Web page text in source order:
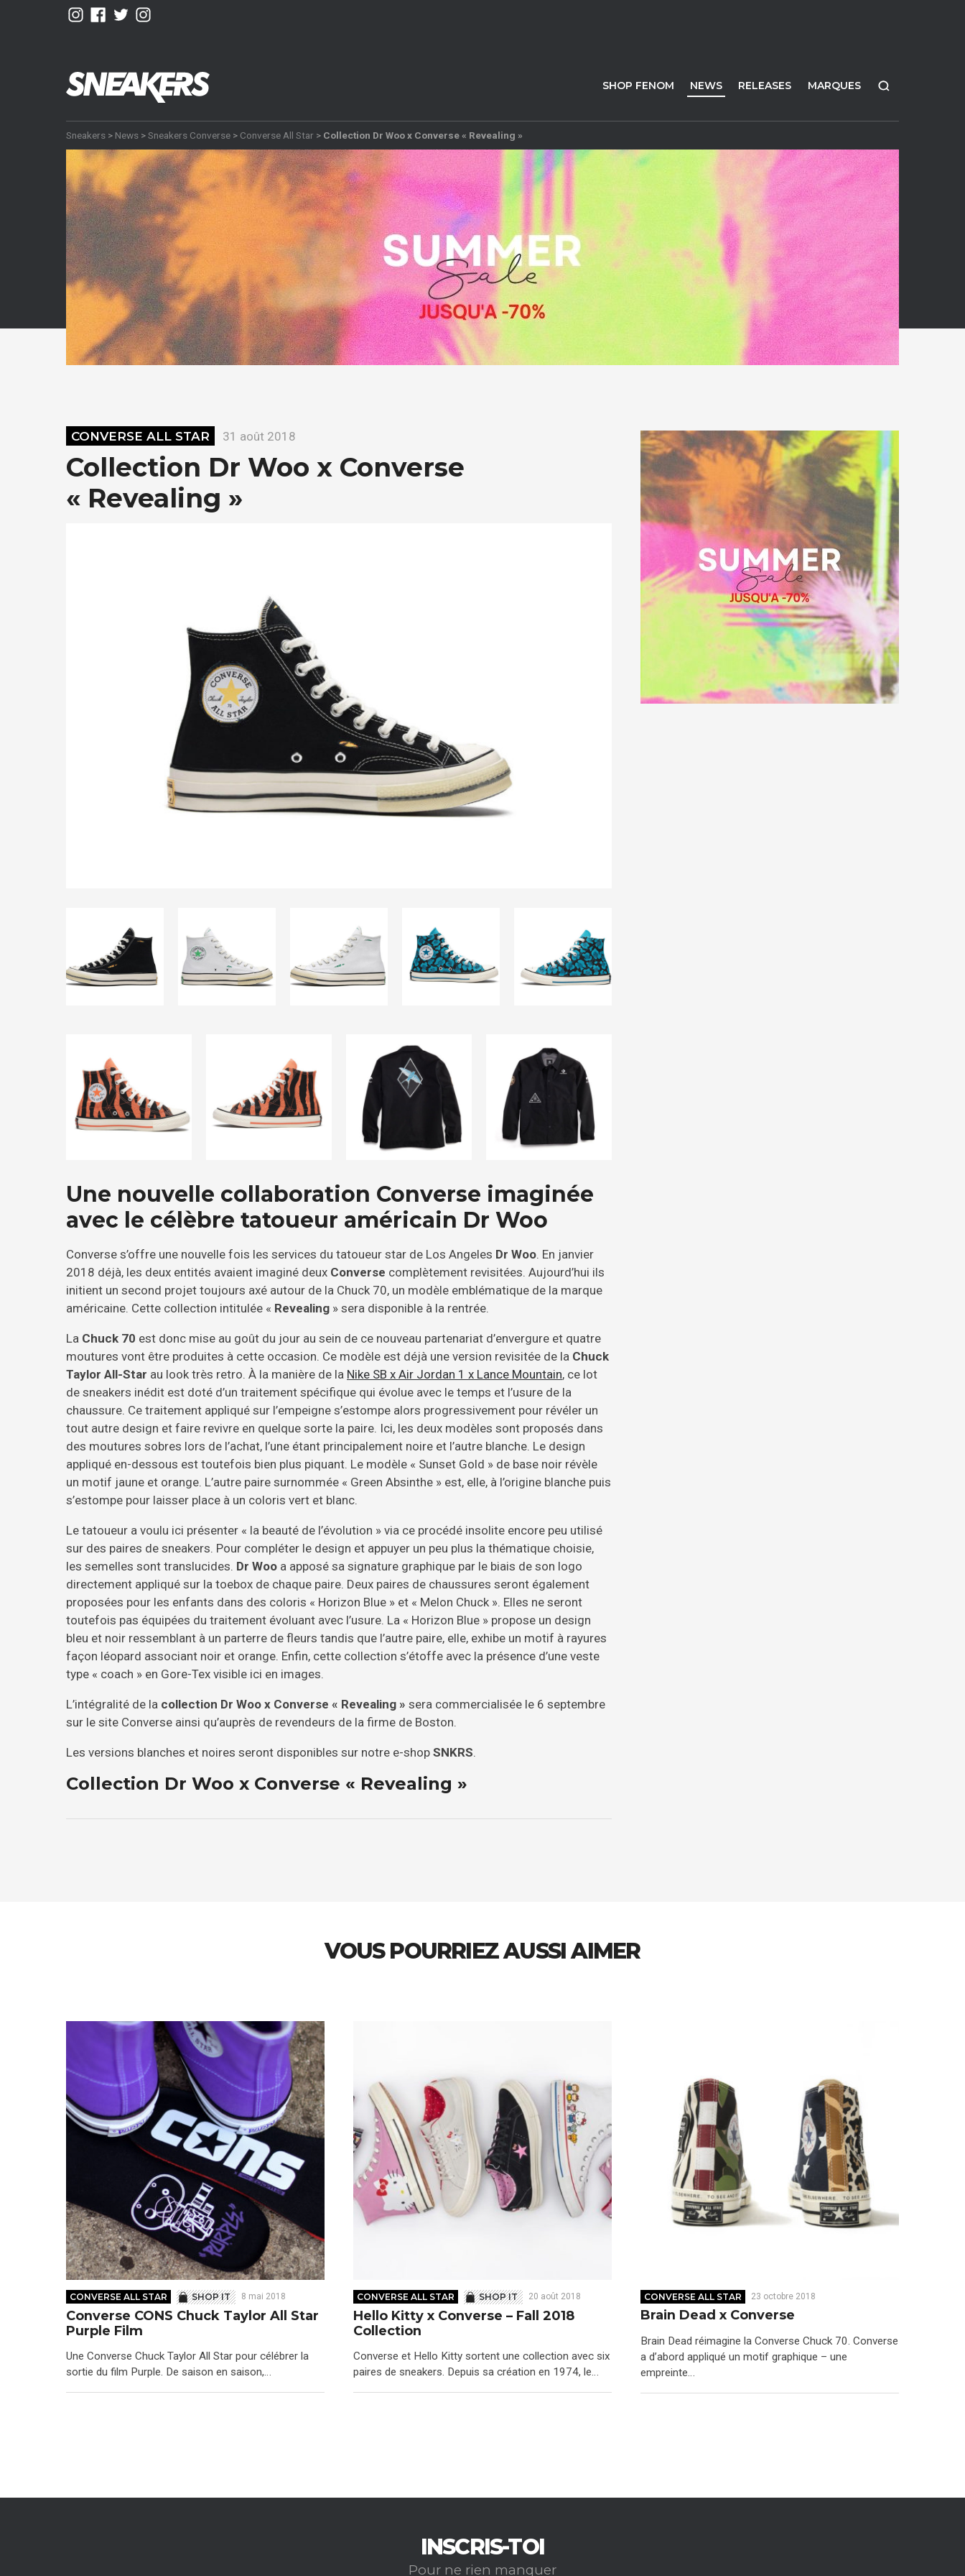
SHOP FENOM NEWS RELEASES MARQUES
Sneakers > News >Sneakers Converse > Converse All Star > Collection Dr Woo x Converse « Revealing »
CONVERSE ALL STAR 31 août 2018
Collection Dr Woo x Converse
« Revealing »
Une nouvelle collaboration Converse imaginée
avec le célèbre tatoueur américain Dr Woo
Converse s’offre une nouvelle fois les services du tatoueur star de Los Angeles Dr Woo. En janvier
2018 déjà, les deux entités avaient imaginé deux Converse complètement revisitées. Aujourd’hui ils
initient un second projet toujours axé autour de la Chuck 70, un modèle emblématique de la marque
américaine. Cette collection intitulée « Revealing » sera disponible à la rentrée.
La Chuck 70 est donc mise au goût du jour au sein de ce nouveau partenariat d’envergure et quatre
moutures vont être produites à cette occasion. Ce modèle est déjà une version revisitée de la Chuck
Taylor All-Star au look très retro. À la manière de la Nike SB x Air Jordan 1 x Lance Mountain, ce lot
de sneakers inédit est doté d’un traitement spécifique qui évolue avec le temps et l’usure de la
chaussure. Ce traitement appliqué sur l’empeigne s’estompe alors progressivement pour révéler un
tout autre design et faire revivre en quelque sorte la paire. Ici, les deux modèles sont proposés dans
des moutures sobres lors de l’achat, l’une étant principalement noire et l’autre blanche. Le design
appliqué en-dessous est toutefois bien plus piquant. Le modèle « Sunset Gold » de base noir révèle
un motif jaune et orange. L’autre paire surnommée « Green Absinthe » est, elle, à l’origine blanche puis
s’estompe pour laisser place à un coloris vert et blanc.
Le tatoueur a voulu ici présenter « la beauté de l’évolution » via ce procédé insolite encore peu utilisé
sur des paires de sneakers. Pour compléter le design et appuyer un peu plus la thématique choisie,
les semelles sont translucides. Dr Woo a apposé sa signature graphique par le biais de son logo
directement appliqué sur la toebox de chaque paire. Deux paires de chaussures seront également
proposées pour les enfants dans des coloris « Horizon Blue » et « Melon Chuck ». Elles ne seront
toutefois pas équipées du traitement évoluant avec l’usure. La « Horizon Blue » propose un design
bleu et noir ressemblant à un parterre de fleurs tandis que l’autre paire, elle, exhibe un motif à rayures
façon léopard associant noir et orange. Enfin, cette collection s’étoffe avec la présence d’une veste
type « coach » en Gore-Tex visible ici en images.
L’intégralité de la collection Dr Woo x Converse « Revealing » sera commercialisée le 6 septembre
sur le site Converse ainsi qu’auprès de revendeurs de la firme de Boston.
Les versions blanches et noires seront disponibles sur notre e-shop SNKRS.
Collection Dr Woo x Converse « Revealing »
VOUS POURRIEZ AUSSI AIMER
CONVERSE ALL STAR SHOP IT 8 mai 2018
Converse CONS Chuck Taylor All Star
Purple Film
Une Converse Chuck Taylor All Star pour célébrer la
sortie du film Purple. De saison en saison,…
CONVERSE ALL STAR SHOP IT 20 août 2018
Hello Kitty x Converse – Fall 2018
Collection
Converse et Hello Kitty sortent une collection avec six
paires de sneakers. Depuis sa création en 1974, le…
CONVERSE ALL STAR 23 octobre 2018
Brain Dead x Converse
Brain Dead réimagine la Converse Chuck 70. Converse
a d’abord appliqué un motif graphique – une
empreinte…
INSCRIS-TOI
Pour ne rien manquer